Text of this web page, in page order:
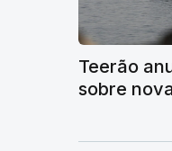
Teerão
sobre